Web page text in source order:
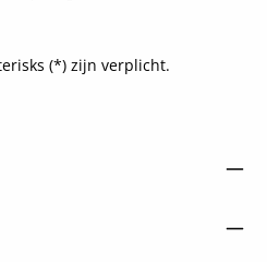
(*) zijn verplicht.